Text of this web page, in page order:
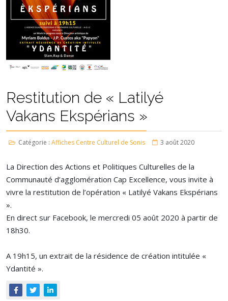
Restitution de « Latilyé
Vakans Ekspérians »
Catégorie : Affiches Centre Culturel de Sonis 3 août 2020
La Direction des Actions et Politiques Culturelles de la
Communauté d’agglomération Cap Excellence, vous invite à
vivre la restitution de l’opération « Latilyé Vakans Ekspérians
».
En direct sur Facebook, le mercredi 05 août 2020 à partir de
18h30.
A 19h15, un extrait de la résidence de création intitulée «
Ydantité ».